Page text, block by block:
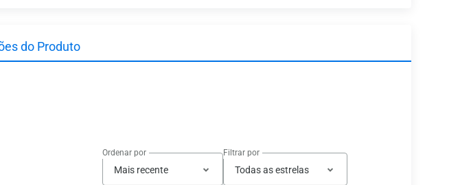
do Produto
Ordenar por
Mais recente
Filtrar por
Todas as estrelas